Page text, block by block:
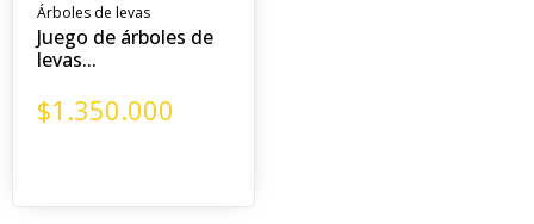
Árboles de levas
Juego de árboles de
levas...
$1.350.000